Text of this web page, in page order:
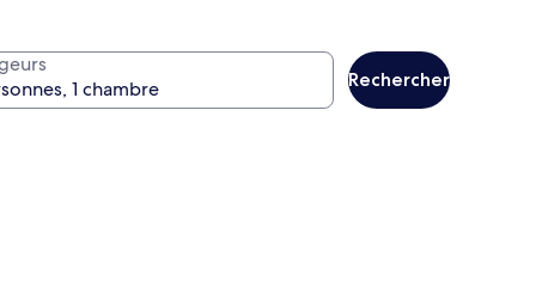
Rechercher